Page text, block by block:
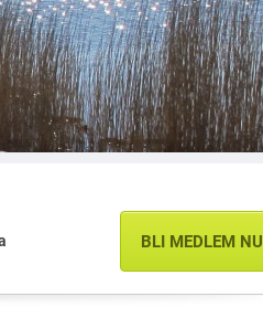
BLI MEDLEM NU